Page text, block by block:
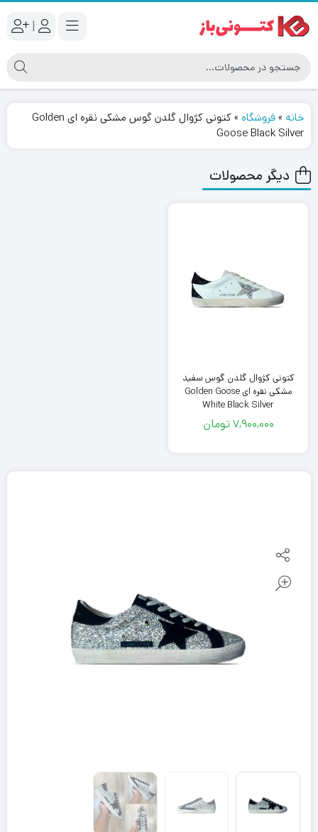
|
خانه »فروشگاه »
کتونی کژوال گلدن گوس مشکی نقره ای Golden
Goose Black Silver
دیگر محصولات
کتونی کژوال گلدن گوس سفید
مشکی نقره ای Golden Goose
White Black Silver
7,900,000تومان